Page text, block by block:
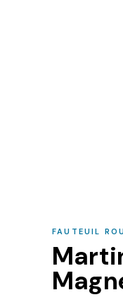
FAUTEUIL